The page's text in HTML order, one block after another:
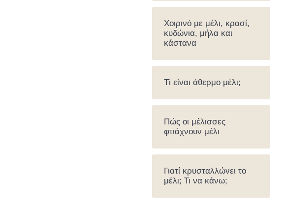
Χοιρινό με μέλι, κρασί,
κυδώνια, μήλα και
κάστανα
Τί είναι άθερμο μέλι;
Πώς οι μέλισσες
φτιάχνουν μέλι
Γιατί κρυσταλλώνει το
μέλι; Τι να κάνω;